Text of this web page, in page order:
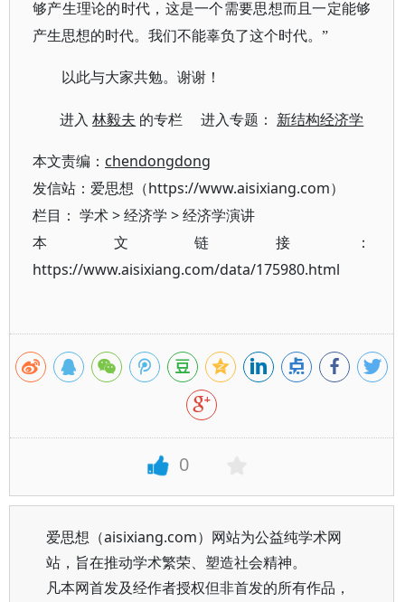
够产生理论的时代，这是一个需要思想而且一定能够
产生思想的时代。我们不能辜负了这个时代。 ”
以此与大家共勉。谢谢！
进入林毅夫 的专栏 进入专题： 新结构经济学
本文责编： chendongdong
发信站：爱思想（https://www.aisixiang.com）
栏目： 学术>经济学 >经济学演讲
本文链接：
https://www.aisixiang.com/data/175980.html
0
爱思想（aisixiang.com）网站为公益纯学术网
站，旨在推动学术繁荣、塑造社会精神。
凡本网首发及经作者授权但非首发的所有作品，